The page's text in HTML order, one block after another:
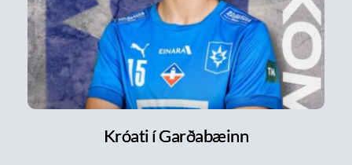
Króati í Garðabæinn